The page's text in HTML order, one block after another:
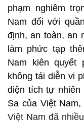
phạm nghiêm
Nam đối với
định, an toàn, an
làm phức tạp
Nam kiên quyết
không tái diễn vi
diện tích tự nhiên
Sa của Việt
Việt Nam đã